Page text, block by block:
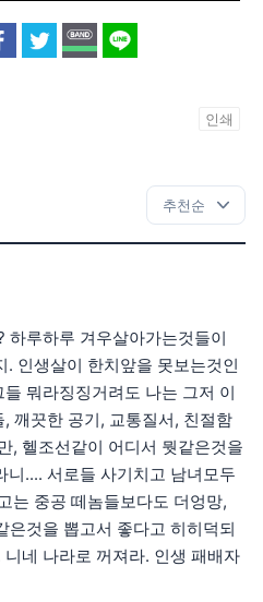
인쇄
하루하루 겨우살아가는것들이
인생살이 한치앞을 못보는것인
뭐라징징거려도 나는 그저 이
깨끗한 공기, 교통질서, 친절함
, 헬조선같이 어디서 뭣같은것을
.... 서로들 사기치고 남녀모두
는 중공 떼놈들보다도 더엉망,
은것을 뽑고서 좋다고 히히덕되
네 나라로 꺼져라. 인생 패배자